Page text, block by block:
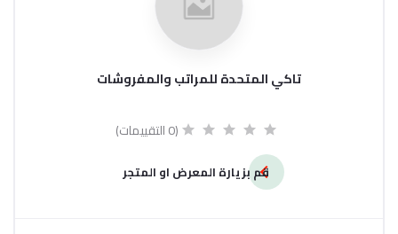
تاكي المتحدة للمراتب والمفروشات
(0 التقييمات)
قم بزيارة المعرض او المتجر